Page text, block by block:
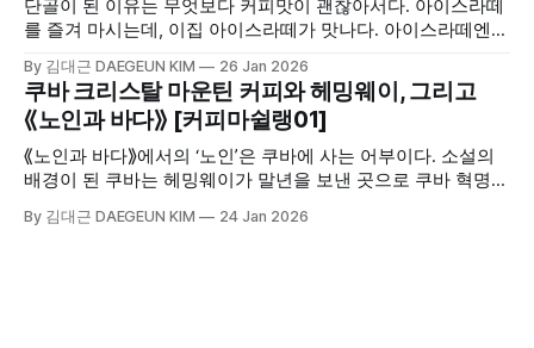
단골이 된 이유는 무엇보다 커피맛이 괜찮아서다. 아이스라떼
를 즐겨 마시는데, 이집 아이스라떼가 맛나다. 아이스라떼엔
이 첨가된 가벼운 느낌의 아이스라떼. 히시카페는 이 둘이 적
절히 조화된 느낌이다.
By 김대근 DAEGEUN KIM 26 Jan 2026
쿠바 크리스탈 마운틴 커피와 헤밍웨이, 그리고
⟪노인과 바다⟫ [커피마쉴랭01]
⟪노인과 바다⟫에서의 ‘노인’은 쿠바에 사는 어부이다. 소설의
배경이 된 쿠바는 헤밍웨이가 말년을 보낸 곳으로 쿠바 혁명과
알록달록한 색감으로 유명하다. 그리고 이곳엔 커피가 있다.
By 김대근 DAEGEUN KIM 24 Jan 2026